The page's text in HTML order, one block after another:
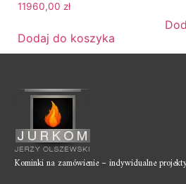
11960,00 zł
Dodaj do koszyka
Kominki na zamówienie – indywidualne